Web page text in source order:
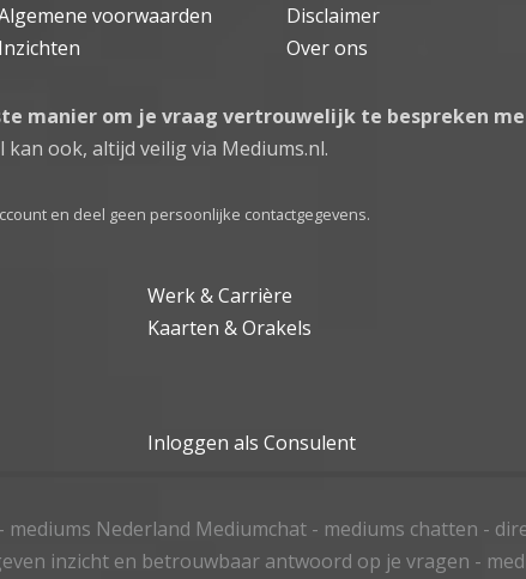
voorwaarden
Disclaimer
Inzichten Over ons
manier om je vraag vertrouwelijk te bespreken
ook, altijd veilig via Mediums.nl.
en deel geen persoonlijke contactgegevens.
Werk & Carrière
Kaarten & Orakels
Inloggen als Consulent
- mediums Nederland Mediumchat - mediums chatten -
inzicht en betrouwbaar antwoord op je vragen -